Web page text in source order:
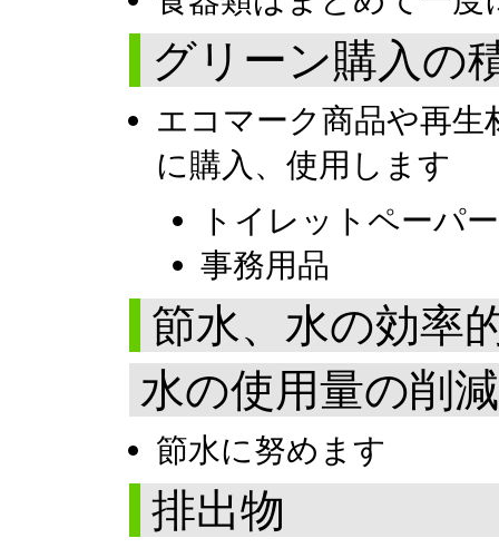
グリーン購入の
エコマーク商品や再
に購入、使用します
トイレットペーパー
事務用品
節水、水の効率
水の使用量の削減
節水に努めます
排出物